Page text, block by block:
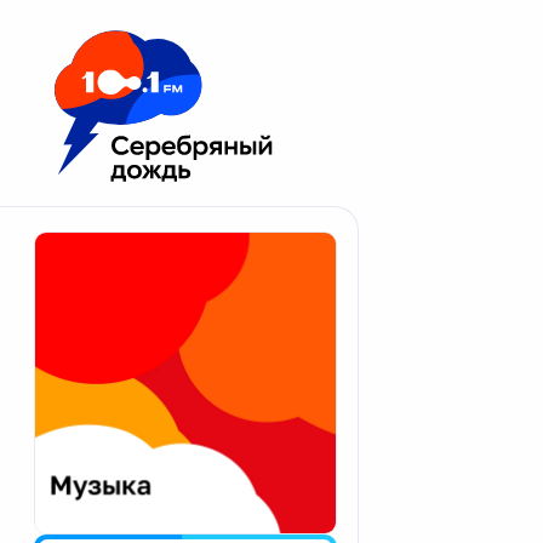
Москва 100.1 FM
Апатиты
Екатеринбург
Калининград
Калуга